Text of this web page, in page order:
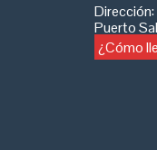
Dirección:
Puerto
¿Cómo